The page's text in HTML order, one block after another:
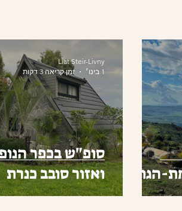
הגולן
סופ"ש בכפר
ואזור סובב כנרת
Liat Steir-Livny
1 בינו׳
זמן קריאה 3 דקות